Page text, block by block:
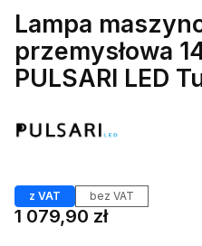
Lampa
przemysłowa
PULSARI LED
z VAT bez VAT
Cena
1 079,90 zł